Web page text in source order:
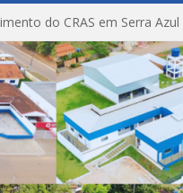
do CRAS em Serra Azul